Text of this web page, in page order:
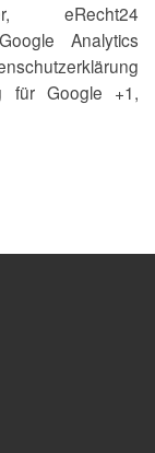
eRecht24
Analytics
für Google +1,